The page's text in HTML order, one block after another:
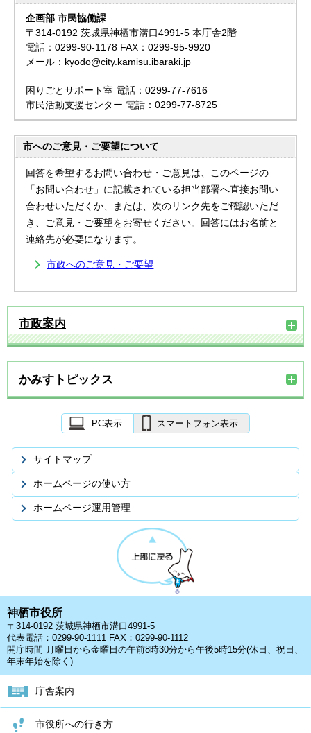
企画部 市民協働課
〒314-0192 茨城県神栖市溝口4991-5 本庁舎2階
電話：0299-90-1178 FAX：0299-95-9920
メール：kyodo@city.kamisu.ibaraki.jp
困りごとサポート室 電話：0299-77-7616
市民活動支援センター 電話：0299-77-8725
市へのご意見・ご要望について
回答を希望するお問い合わせ・ご意見は、このページの
「お問い合わせ」に記載されている担当部署へ直接お問い
合わせいただくか、または、次のリンク先をご確認いただ
き、ご意見・ご要望をお寄せください。回答にはお名前と
連絡先が必要になります。
市政へのご意見・ご要望
市政案内
かみすトピックス
PC表示 スマートフォン表示
サイトマップ
ホームページの使い方
ホームページ運用管理
神栖市役所
〒314-0192 茨城県神栖市溝口4991-5
代表電話：0299-90-1111 FAX：0299-90-1112
開庁時間 月曜日から金曜日の午前8時30分から午後5時15分(休日、祝日、
年末年始を除く)
庁舎案内
市役所への行き方